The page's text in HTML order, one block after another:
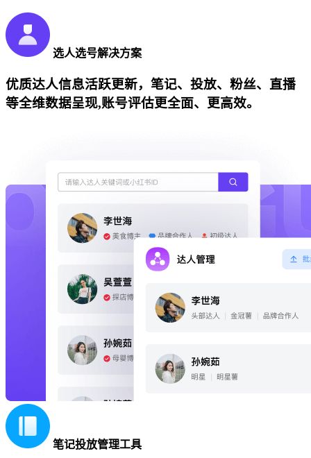
选人选号解决方案
优质达人信息活跃更新，笔记、投放、粉丝、直播
等全维数据呈现,账号评估更全面、更高效。
笔记投放管理工具